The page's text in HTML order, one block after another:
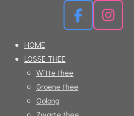
F
a
o
I
n
HOME
LOSSE THEE
Witte thee
Groene thee
Oolong